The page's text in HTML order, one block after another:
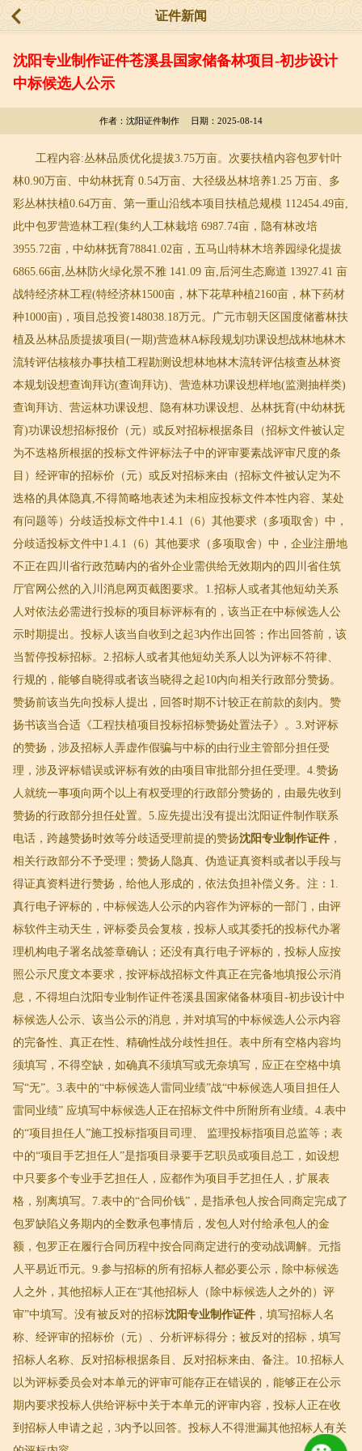
证件新闻
沈阳专业制作证件苍溪县国家储备林项目-初步设计
中标候选人公示
作者：沈阳证件制作 日期：2025-08-14
工程内容:丛林品质优化提拔3.75万亩。次要扶植内容包罗针叶
林0.90万亩、中幼林抚育 0.54万亩、大径级丛林培养1.25 万亩、多
彩丛林扶植0.64万亩、第一重山沿线本项目扶植总规模 112454.49亩,
此中包罗营造林工程(集约人工林栽培 6987.74亩，隐有林改培
3955.72亩，中幼林抚育78841.02亩，五马山特林木培养园绿化提拔
6865.66亩,丛林防火绿化景不雅 141.09 亩,后河生态廊道 13927.41 亩
战特经济林工程(特经济林1500亩，林下花草种植2160亩，林下药材
种1000亩)，项目总投资148038.18万元。广元市朝天区国度储蓄林扶
植及丛林品质提拔项目(一期)营造林A标段规划功课设想战林地林木
流转评估核核办事扶植工程勘测设想林地林木流转评估核查丛林资
本规划设想查询拜访(查询拜访)、营造林功课设想样地(监测抽样类)
查询拜访、营运林功课设想、隐有林功课设想、丛林抚育(中幼林抚
育)功课设想招标报价（元）或反对招标根据条目（招标文件被认定
为不迭格所根据的投标文件评标法子中的评审要素战评审尺度的条
目）经评审的招标价（元）或反对招标来由（招标文件被认定为不
迭格的具体隐真,不得简略地表述为未相应投标文件本性内容、某处
有问题等）分歧适投标文件中1.4.1（6）其他要求（多项取舍）中，
分歧适投标文件中1.4.1（6）其他要求（多项取舍）中，企业注册地
不正在四川省行政范畴内的省外企业需供给无效期内的四川省住筑
厅官网公然的入川消息网页截图要求。1.招标人或者其他短幼关系
人对依法必需进行投标的项目标评标有的，该当正在中标候选人公
示时期提出。投标人该当自收到之起3内作出回答；作出回答前，该
当暂停投标招标。2.招标人或者其他短幼关系人以为评标不符律、
行规的，能够自晓得或者该当晓得之起10内向相关行政部分赞扬。
赞扬前该当先向投标人提出，回答时期不计较正在前款的刻内。赞
扬书该当合适《工程扶植项目投标招标赞扬处置法子》。3.对评标
的赞扬，涉及招标人弄虚作假骗与中标的由行业主管部分担任受
理，涉及评标错误或评标有效的由项目审批部分担任受理。4.赞扬
人就统一事项向两个以上有权受理的行政部分赞扬的，由最先收到
赞扬的行政部分担任处置。5.应先提出没有提出沈阳证件制作联系
电话，跨越赞扬时效等分歧适受理前提的赞扬沈阳专业制作证件 ，
相关行政部分不予受理；赞扬人隐真、伪造证真资料或者以手段与
得证真资料进行赞扬，给他人形成的，依法负担补偿义务。注：1.
真行电子评标的，中标候选人公示的内容作为评标的一部门，由评
标软件主动天生，评标委员会复核，投标人或其委托的投标代办署
理机构电子署名战签章确认；还没有真行电子评标的，投标人应按
照公示尺度文本要求，按评标战招标文件真正在完备地填报公示消
息，不得坦白沈阳专业制作证件苍溪县国家储备林项目-初步设计中
标候选人公示、该当公示的消息，并对填写的中标候选人公示内容
的完备性、真正在性、精确性战分歧性担任。表中所有空格内容均
须填写，不得空缺，如确真不须填写或无奈填写，应正在空格中填
写“无”。3.表中的“中标候选人雷同业绩”战“中标候选人项目担任人
雷同业绩” 应填写中标候选人正在招标文件中所附所有业绩。4.表中
的“项目担任人”施工投标指项目司理、 监理投标指项目总监等；表
中的“项目手艺担任人”是指项目录要手艺职员或项目总工，如设想
中只要多个专业手艺担任人，应都作为项目手艺担任人，扩展表
格，别离填写。7.表中的“合同价钱”，是指承包人按合同商定完成了
包罗缺陷义务期内的全数承包事情后，发包人对付给承包人的金
额，包罗正在履行合同历程中按合同商定进行的变动战调解。元指
人平易近币元。9.参与招标的所有招标人都必要公示，除中标候选
人之外，其他招标人正在“其他招标人（除中标候选人之外的）评
审”中填写。没有被反对的招标沈阳专业制作证件 ，填写招标人名
称、经评审的招标价（元）、分析评标得分；被反对的招标，填写
招标人名称、反对招标根据条目、反对招标来由、备注。10.招标人
以为评标委员会对本单元的评审可能存正在错误的，能够正在公示
期内要求投标人供给评标中关于本单元的评审内容，投标人正在收
到招标人申请之起，3内予以回答。投标人不得泄漏其他招标人有关